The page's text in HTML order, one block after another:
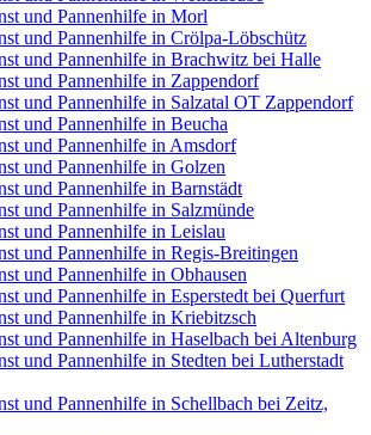
und Pannenhilfe in Morl
und Pannenhilfe in Crölpa-Löbschütz
und Pannenhilfe in Brachwitz bei Halle
und Pannenhilfe in Zappendorf
und Pannenhilfe in Salzatal OT Zappendorf
und Pannenhilfe in Beucha
und Pannenhilfe in Amsdorf
und Pannenhilfe in Golzen
und Pannenhilfe in Barnstädt
und Pannenhilfe in Salzmünde
und Pannenhilfe in Leislau
und Pannenhilfe in Regis-Breitingen
und Pannenhilfe in Obhausen
und Pannenhilfe in Esperstedt bei Querfurt
und Pannenhilfe in Kriebitzsch
und Pannenhilfe in Haselbach bei Altenburg
und Pannenhilfe in Stedten bei Lutherstadt
und Pannenhilfe in Schellbach bei Zeitz,